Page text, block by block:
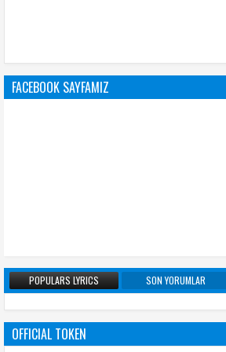
FACEBOOK SAYFAMIZ
POPULARS LYRICS SON YORUMLAR
OFFICIAL TOKEN